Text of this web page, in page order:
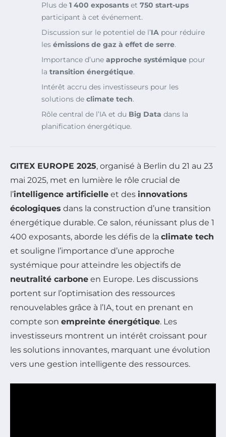
Plus de 1 400 exposants et 750 start-ups
participant à cet événement.
Discussion sur le potentiel de l’IA pour réduire
les émissions de gaz à effet de serre.
Importance d’une approche systémique pour
la transition énergétique.
Intérêt accru des investisseurs pour les
solutions de climate tech.
Rôle central de l’IA et du Big Data dans la
planification énergétique.
GITEX EUROPE 2025, organisé à Berlin du 21 au 23
mai 2025, met en lumière le rôle crucial de
l’intelligence artificielle et des innovations
écologiques dans la construction d’une transition
énergétique durable. Ce salon, réunissant plus de 1
400 exposants, aborde les défis de la climate tech
et souligne l’importance d’une approche
systémique pour atteindre les objectifs de
neutralité carbone en Europe. Les discussions
portent sur l’optimisation des ressources
renouvelables grâce à l’IA, tout en prenant en
compte son empreinte énergétique. Les
investisseurs montrent un intérêt croissant pour
les solutions innovantes, marquant une évolution
vers une gestion intelligente des ressources.